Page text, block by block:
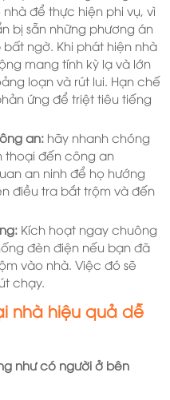
để thực hiện phi vụ, vì
bị sẵn những phương án
ngờ. Khi phát hiện nhà
mang tính kỳ lạ và lớn
loạn và rút lui. Hạn chế
ứng để triệt tiêu tiếng
an: hãy nhanh chóng
thoại đến công an
an ninh để họ hướng
điều tra bắt trộm và đến
Kích hoạt ngay chuông
đèn điện nếu bạn đã
vào nhà. Việc đó sẽ
chạy.
nhà hiệu quả dễ
như có người ở bên